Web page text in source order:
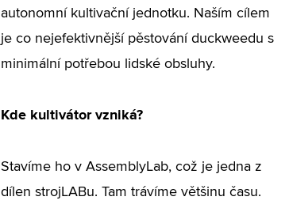
autonomní kultivační jednotku. Naším cílem
je co nejefektivnější pěstování duckweedu s
minimální potřebou lidské obsluhy.
Kde kultivátor vzniká?
Stavíme ho v AssemblyLab, což je jedna z
dílen strojLABu. Tam trávíme většinu času.